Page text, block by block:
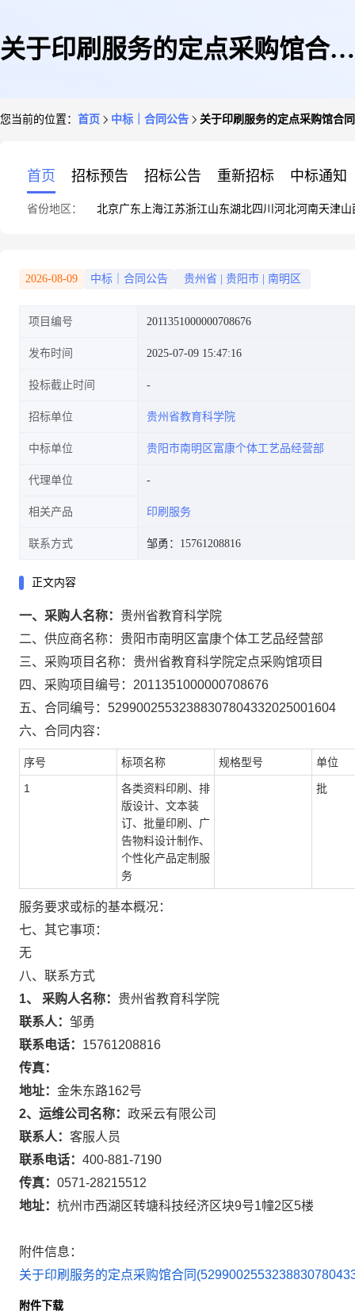
关于印刷服务的定点采购馆合同
您当前的位置： 首页 中标｜合同公告 关于印刷服务的定点采购馆合
首页 招标预告 招标公告 重新招标 中标通知
省份地区： 北京广东 上海江苏浙江山东湖北四川 河北河南天津山
2026-08-09 中标｜合同公告 贵州省 贵阳市 南明区
项目编号 2011351000000708676
发布时间 2025-07-09 15:47:16
投标截止时间
招标单位 贵州省教育科学院
中标单位 贵阳市南明区富康个体工艺品经营部
代理单位
相关产品 印刷服务
联系方式 邹勇：15761208816
正文内容
一、采购人名称： 贵州省教育科学院
二、供应商名称： 贵阳市南明区富康个体工艺品经营部
三、采购项目名称： 贵州省教育科学院定点采购馆项目
四、采购项目编号： 2011351000000708676
五、合同编号： 52990025532388307804332025001604
六、合同内容：
序号 标项名称 规格型号 单位
1
各类资料印刷、排
版设计、文本装
订、批量印刷、广
告物料设计制作、
个性化产品定制服
务
批
服务要求或标的基本概况：
七、其它事项：
无
八、联系方式
1、 采购人名称： 贵州省教育科学院
联系人： 邹勇
联系电话： 15761208816
传真：
地址： 金朱东路162号
2、运维公司名称： 政采云有限公司
联系人： 客服人员
联系电话： 400-881-7190
传真： 0571-28215512
地址： 杭州市西湖区转塘科技经济区块9号1幢2区5楼
附件信息：
关于印刷服务的定点采购馆合同
附件下载